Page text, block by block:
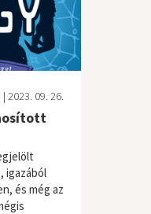
| 2023. 09. 26.
igazából
és még az